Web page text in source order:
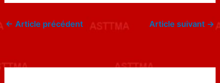
← Article précédent Article suivant →